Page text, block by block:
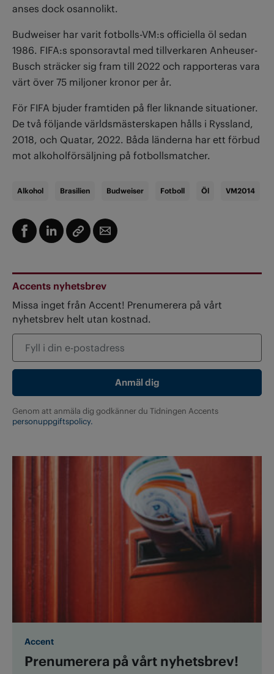
anses dock osannolikt.
Budweiser har varit fotbolls-VM:s officiella öl sedan
1986. FIFA:s sponsoravtal med tillverkaren Anheuser-
Busch sträcker sig fram till 2022 och rapporteras vara
värt över 75 miljoner kronor per år.
För FIFA bjuder framtiden på fler liknande situationer.
De två följande världsmästerskapen hålls i Ryssland,
2018, och Quatar, 2022. Båda länderna har ett förbud
mot alkoholförsäljning på fotbollsmatcher.
Alkohol Brasilien Budweiser Fotboll Öl VM2014
Accents nyhetsbrev
Missa inget från Accent! Prenumerera på vårt
nyhetsbrev helt utan kostnad.
Genom att anmäla dig godkänner du Tidningen Accents
personuppgiftspolicy.
Accent
Prenumerera på vårt nyhetsbrev!